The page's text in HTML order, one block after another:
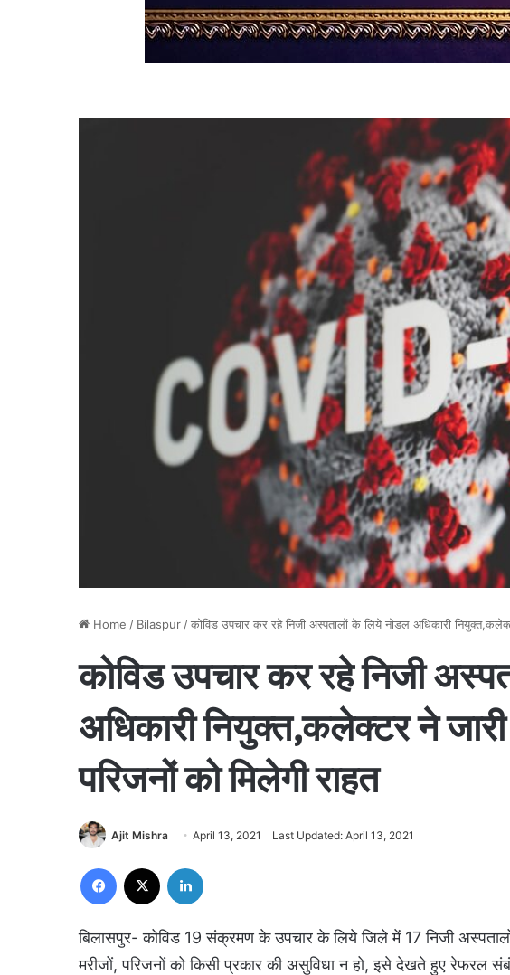
Home / Bilaspur/कोविड उपचार कर रहे निजी अस्पतालों के लिये नोडल अधिकारी
कोविड उपचार कर रहे निजी
अधिकारी नियुक्त,कलेक्टर ने
परिजनों को मिलेगी राहत
Ajit Mishra April 13, 2021 Last Updated: April 13, 2021
Facebook
बिलासपुर- कोविड 19 संक्रमण के उपचार के लिये जिले में 17 निजी
मरीजों, परिजनों को किसी प्रकार की असुविधा न हो, इसे देखते हुए रेफरल